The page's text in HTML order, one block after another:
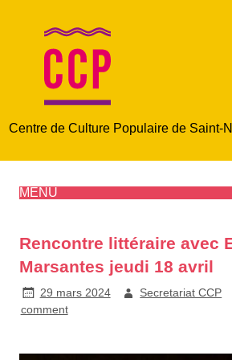
Centre de Culture Populaire de Saint-
MENU
Rencontre littéraire avec
Marsantes jeudi 18 avril
29 mars 2024 Secretariat CCP
comment